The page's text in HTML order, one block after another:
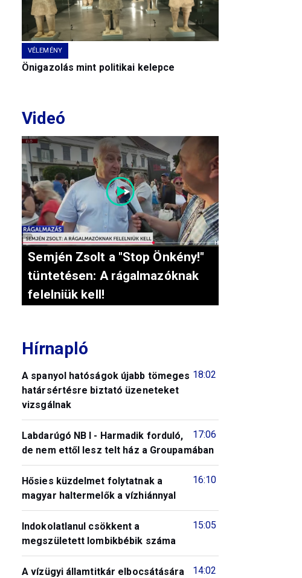
VÉLEMÉNY
Önigazolás mint politikai kelepce
Videó
Semjén Zsolt a "Stop Önkény!"
tüntetésen: A rágalmazóknak
felelniük kell!
Hírnapló
18:02
A spanyol hatóságok újabb tömeges
határsértésre biztató üzeneteket
vizsgálnak
17:06
Labdarúgó NB I - Harmadik forduló,
de nem ettől lesz telt ház a Groupamában
16:10
Hősies küzdelmet folytatnak a
magyar haltermelők a vízhiánnyal
15:05
Indokolatlanul csökkent a
megszületett lombikbébik száma
14:02
A vízügyi államtitkár elbocsátására